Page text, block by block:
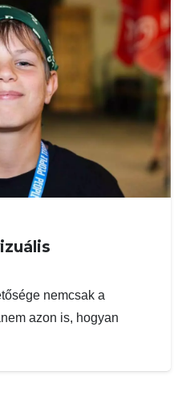
nemcsak a
azon is, hogyan